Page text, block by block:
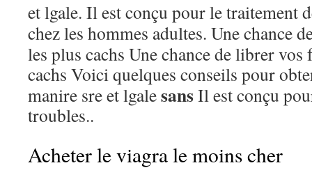
et lgale. Il est conçu pour letraitement
chez les hommes adultes. Unechance
les plus cachs Une chance de librer vos
cachs Voici quelques conseils pour
manire sre et lgalesansIl est conçu
troubles..
Acheter le viagra le moins cher